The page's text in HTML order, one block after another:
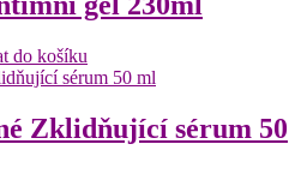
do košíku
Zklidňující sérum 50